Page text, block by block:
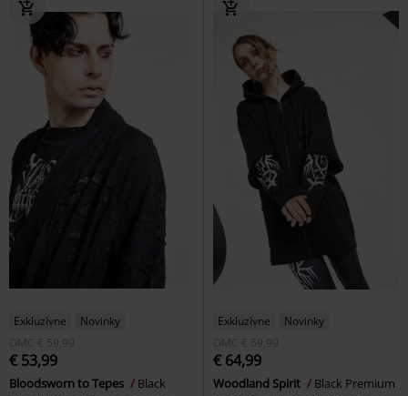
Exkluzívne
Novinky
OMC € 59,99
€ 53,99
Bloodsworn to Tepes
Black
Exkluzívne
Novinky
OMC € 69,99
€ 64,99
Woodland Spirit
Black Premium